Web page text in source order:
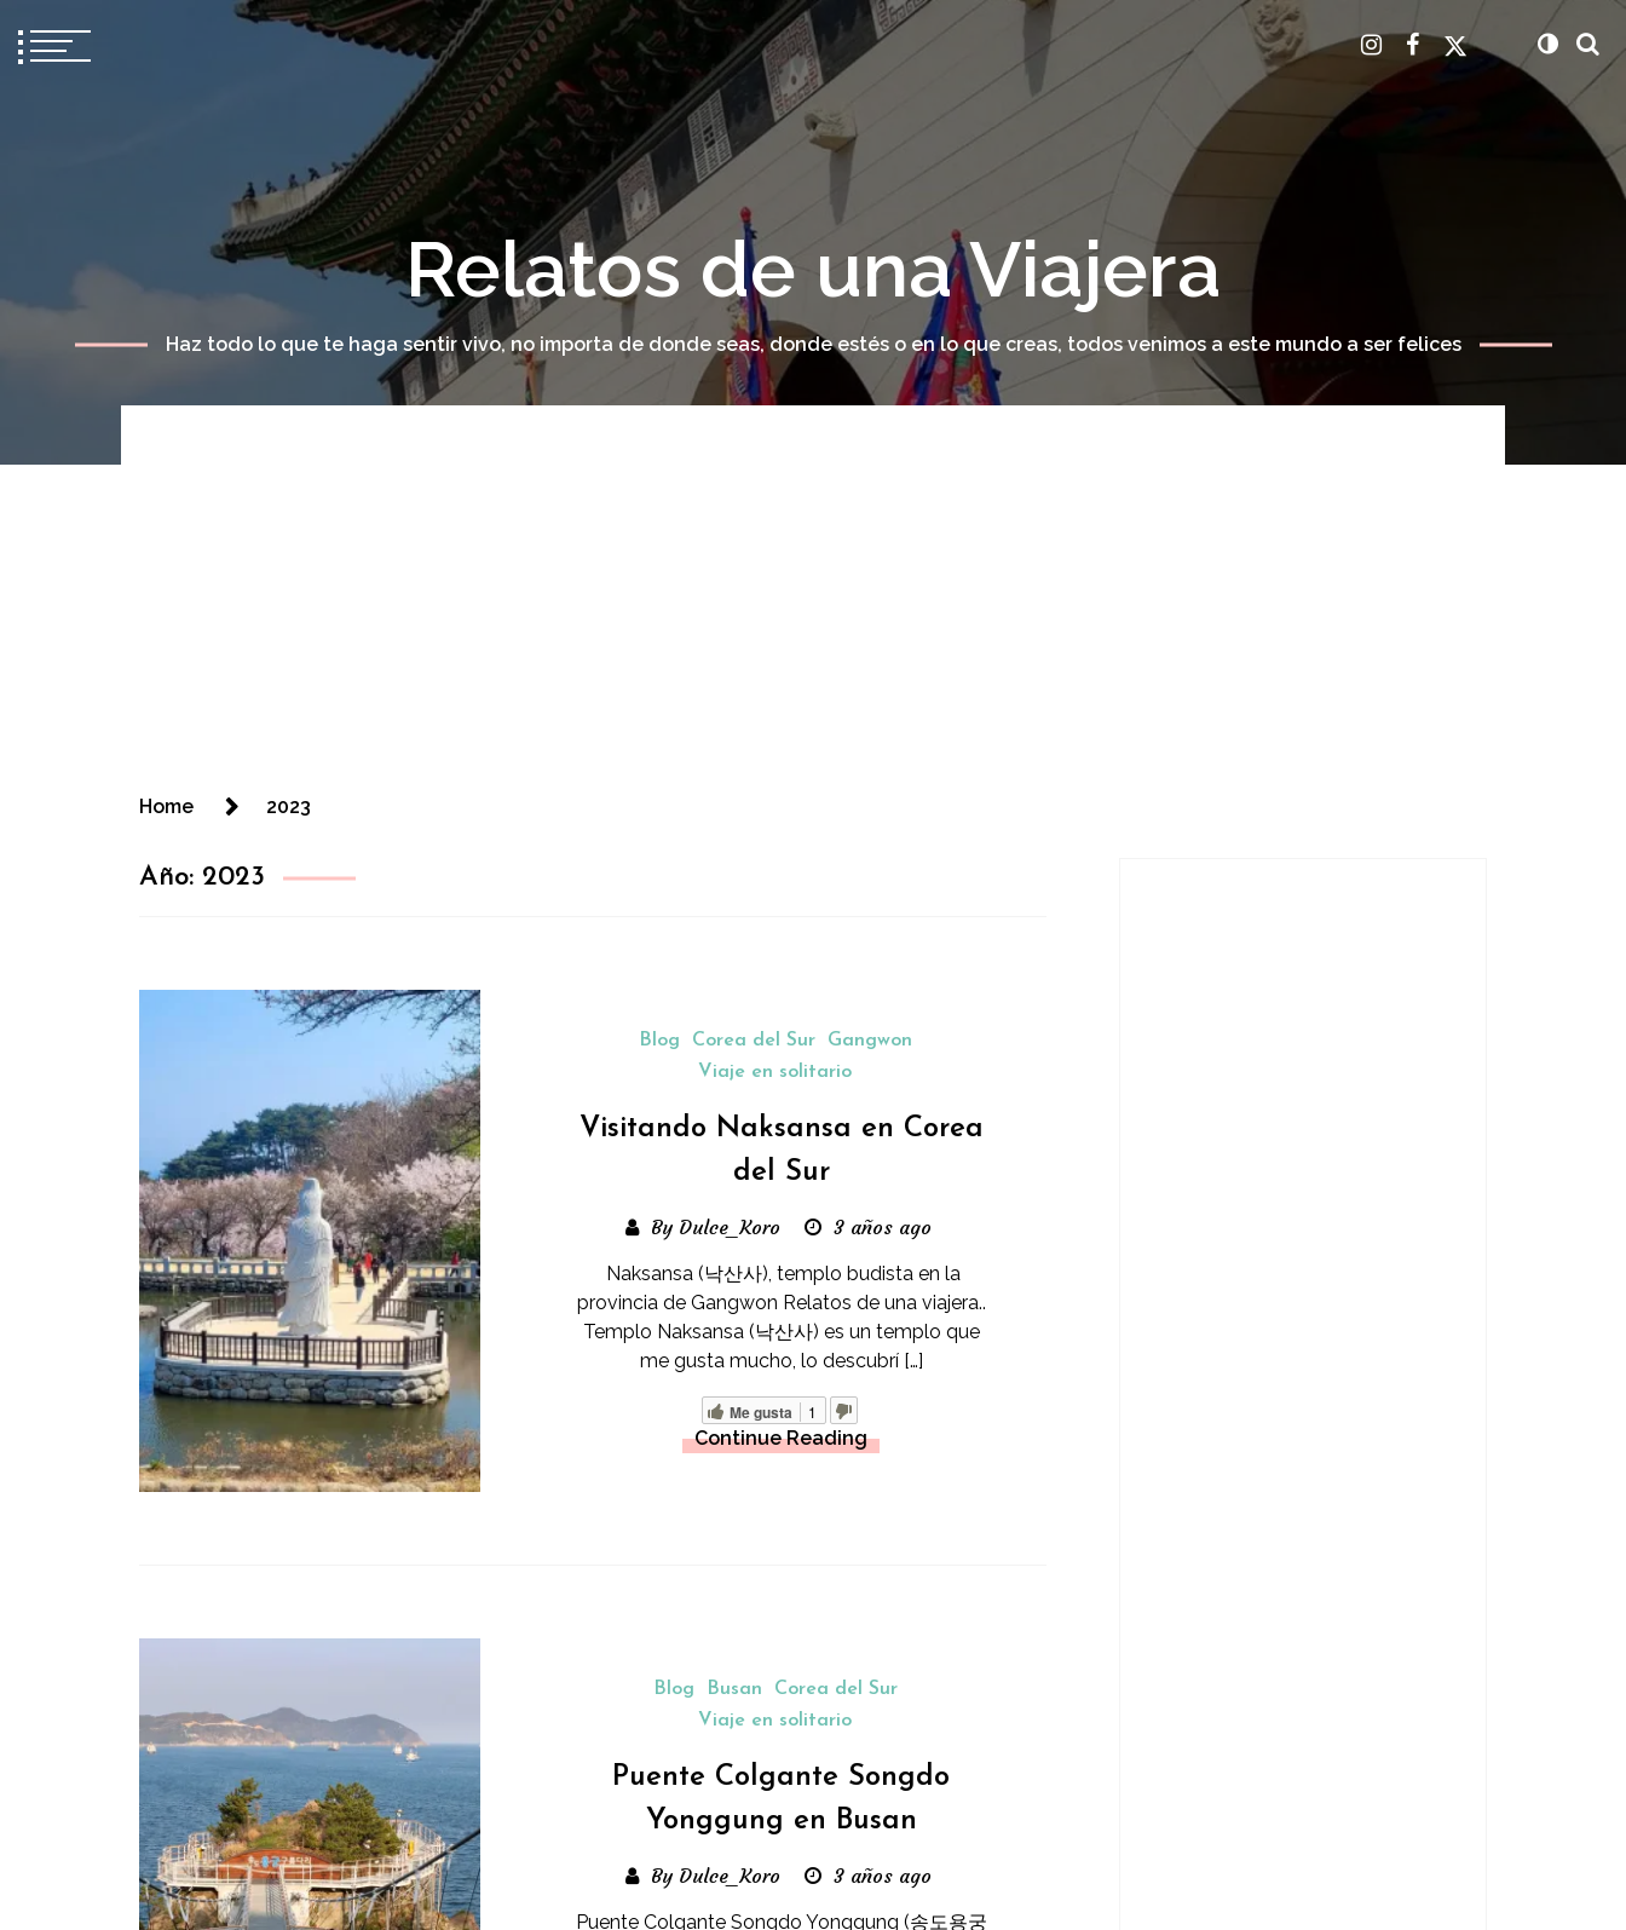
Relatos de una Viajera
Haz todo lo que te haga sentir vivo, no importa de donde seas, donde estés o en lo que creas, todos venimos a este mundo a ser felices
Home 2023
Año: 2023
Blog Corea del Sur
Gangwon
Viaje en solitario
Visitando Naksansa en Corea
del Sur
By Dulce_Koro 3 años ago
Naksansa (낙산사), templo budista en la
provincia de Gangwon Relatos de una viajera..
Templo Naksansa (낙산사) es un templo que
me gusta mucho, lo descubrí […]
Me gusta 1
Continue Reading
Blog Busan
Corea del Sur
Viaje en solitario
Puente Colgante Songdo
Yonggung en Busan
By Dulce_Koro 3 años ago
Puente Colgante Songdo Yonggung (송도용궁